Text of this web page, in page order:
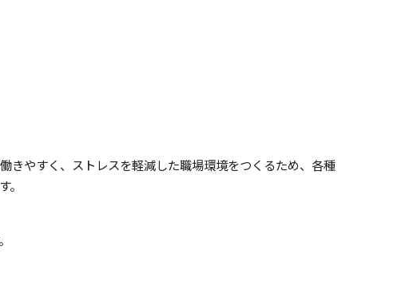
きやすく、ストレスを軽減した職場環境をつくるため、各種